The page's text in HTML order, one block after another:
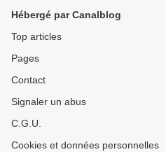
Hébergé par Canalblog
Top articles
Pages
Contact
Signaler un abus
C.G.U.
Cookies et données personnelles